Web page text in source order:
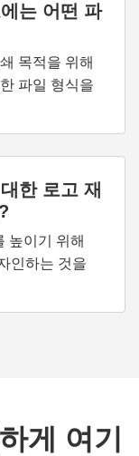
는 어떤 파
목적을 위해
파일 형식을
한 로고 재
높이기 위해
인하는 것을
게 여기